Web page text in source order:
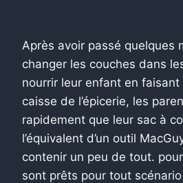
Après avoir passé quelques
changer les couches dans
nourrir leur enfant en faisant
caisse de l’épicerie, les
rapidement que leur sac à
l’équivalent d’un outil
contenir un peu de tout. pour
sont prêts pour tout